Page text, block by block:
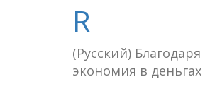
R
(Русский)
экономия в